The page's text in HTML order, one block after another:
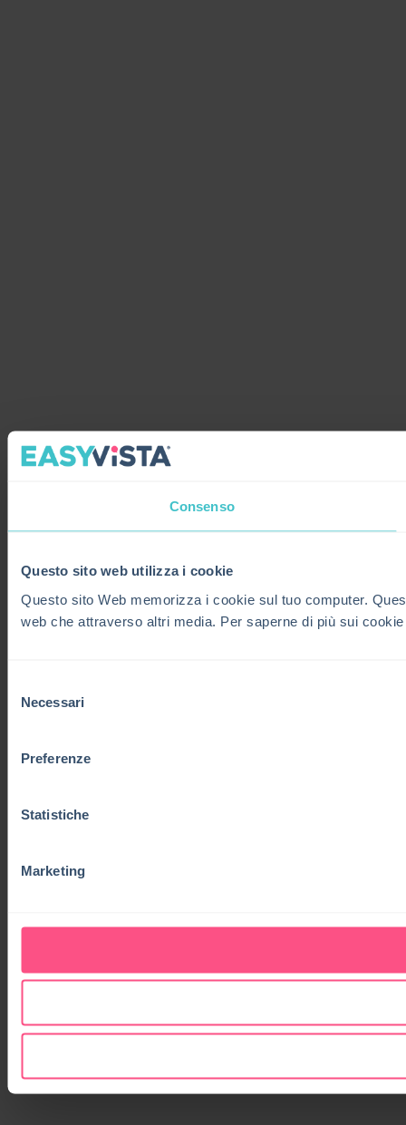
Consenso
Questo sito web utilizza i cookie
Questo sito Web memorizza i cookie sul tuo computer.
web che attraverso altri media. Per saperne di più sui
delNecessari
Preferenze
Statistiche
Marketing